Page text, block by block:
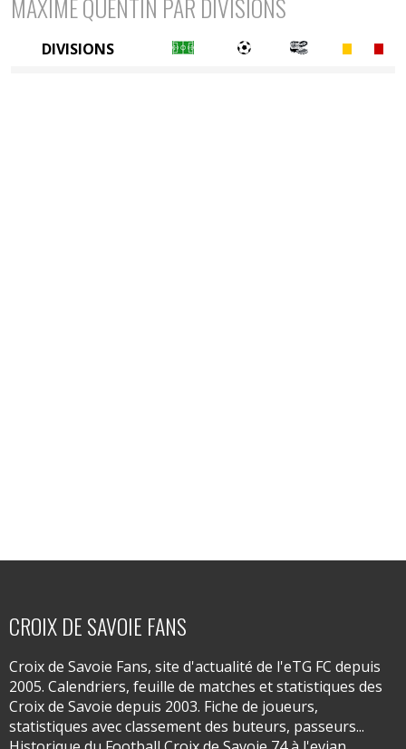
DIVISIONS
CROIX DE SAVOIE FANS
Croix de Savoie Fans, site d'actualité de l'eTG FC depuis
2005. Calendriers, feuille de matches et statistiques des
Croix de Savoie depuis 2003. Fiche de joueurs,
statistiques avec classement des buteurs, passeurs...